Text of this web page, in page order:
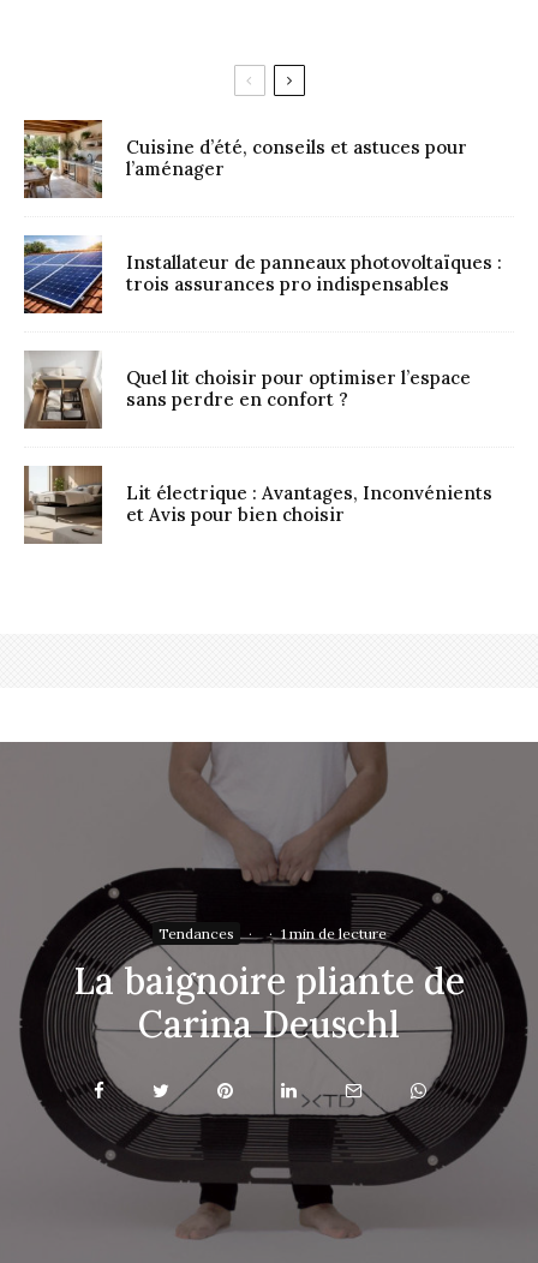
Cuisine d’été, conseils et astuces pour
l’aménager
Installateur de panneaux photovoltaïques :
trois assurances pro indispensables
Quel lit choisir pour optimiser l’espace
sans perdre en confort ?
Lit électrique : Avantages, Inconvénients
et Avis pour bien choisir
Tendances · · 1 min de lecture
La baignoire pliante de
Carina Deuschl